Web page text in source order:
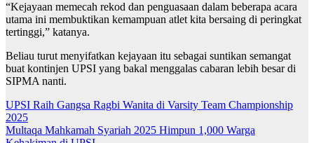
“Kejayaan memecah rekod dan penguasaan dalam beberapa acara
utama ini membuktikan kemampuan atlet kita bersaing di peringkat
tertinggi,” katanya.
Beliau turut menyifatkan kejayaan itu sebagai suntikan semangat
buat kontinjen UPSI yang bakal menggalas cabaran lebih besar di
SIPMA nanti.
Navigasi
kiriman
UPSI Raih Gangsa Ragbi Wanita di Varsity Team Championship
2025
Multaqa Mahkamah Syariah 2025 Himpun 1,000 Warga